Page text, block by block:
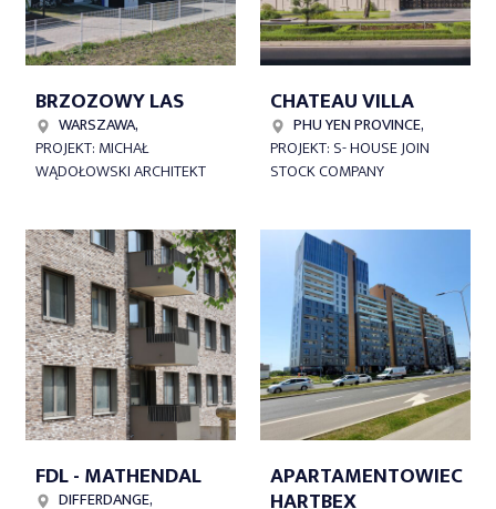
BRZOZOWY LAS
WARSZAWA,
PROJEKT: MICHAŁ
WĄDOŁOWSKI ARCHITEKT
CHATEAU VILLA
PHU YEN PROVINCE,
PROJEKT: S- HOUSE JOIN
STOCK COMPANY
FDL - MATHENDAL
DIFFERDANGE,
APARTAMENTOWIEC
HARTBEX